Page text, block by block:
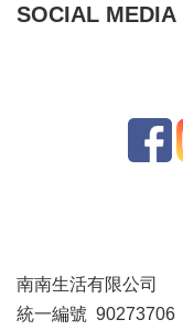
SOCIAL MEDIA
南南生活有限公司
統一編號 90273706